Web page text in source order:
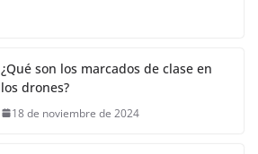
¿Qué son los marcados de clase en
los drones?
18 de noviembre de 2024